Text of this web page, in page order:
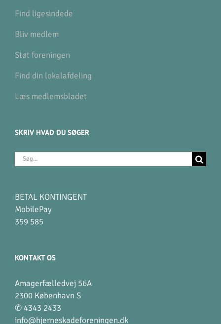
Find ligesindede
Bliv medlem
Støt foreningen
Find din lokalafdeling
Læs medlemsbladet
SKRIV HVAD DU SØGER
Søg
efter:
BETAL KONTINGENT
MobilePay
359 585
KONTAKT OS
Amagerfælledvej 56A
2300 København S
✆ 4343 2433
info@hjerneskadeforeningen.dk